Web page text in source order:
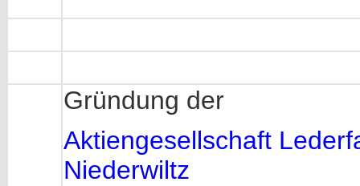
Gründung der
Aktiengesellschaft
Niederwiltz